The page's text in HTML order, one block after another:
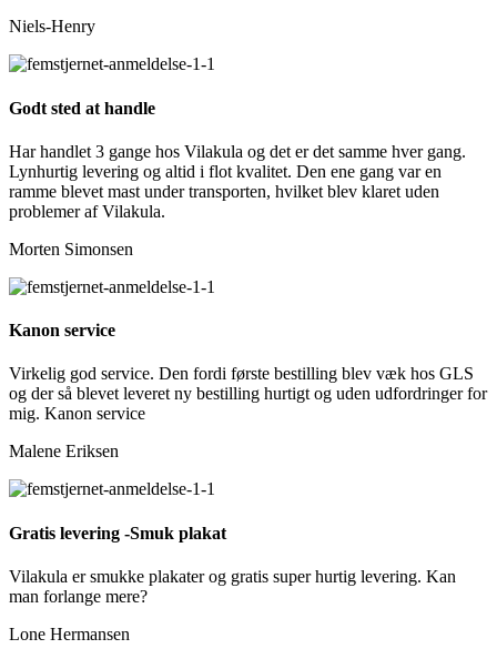
Niels-Henry
Godt sted at handle
Har handlet 3 gange hos Vilakula og det er det samme hver gang.
Lynhurtig levering og altid i flot kvalitet. Den ene gang var en
ramme blevet mast under transporten, hvilket blev klaret uden
problemer af Vilakula.
Morten Simonsen
Kanon service
Virkelig god service. Den fordi første bestilling blev væk hos GLS
og der så blevet leveret ny bestilling hurtigt og uden udfordringer for
mig. Kanon service
Malene Eriksen
Gratis levering -Smuk plakat
Vilakula er smukke plakater og gratis super hurtig levering. Kan
man forlange mere?
Lone Hermansen